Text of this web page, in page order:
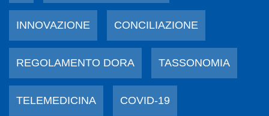
INNOVAZIONE CONCILIAZIONE
REGOLAMENTO DORA TASSONOMIA
TELEMEDICINA COVID-19